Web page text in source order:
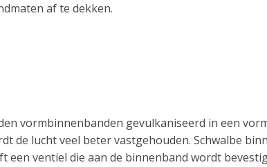
af te dekken.
vormbinnenbanden gevulkaniseerd in een
de lucht veel beter vastgehouden. Schwalbe
een ventiel die aan de binnenband wordt